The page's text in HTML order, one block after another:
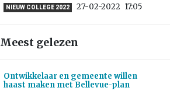
NIEUW COLLEGE 2022 27-02-2022 17:05
Meest gelezen
Ontwikkelaar en gemeente willen
haast maken met Bellevue-plan